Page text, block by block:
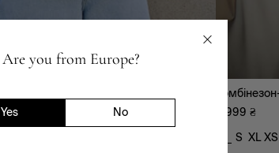
Are you from Europe?
Yes No
5 999 ₴
S XLXS